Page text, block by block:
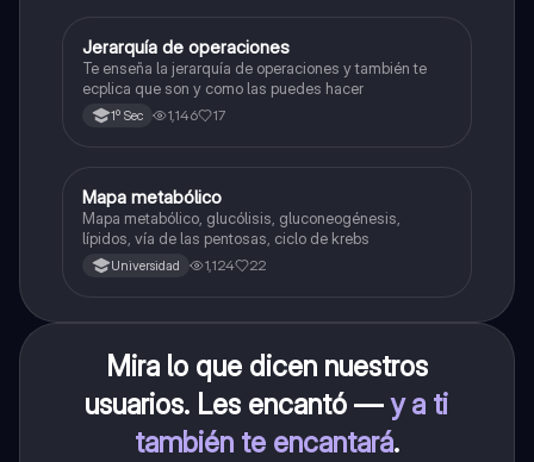
Matemáticas
Jerarquía de operaciones
Te enseña la jerarquía de operaciones y también te
ecplica que son y como las puedes hacer
1º Sec 1,146 17
Biología
Mapa metabólico
Mapa metabólico, glucólisis, gluconeogénesis,
lípidos, vía de las pentosas, ciclo de krebs
Universidad 1,124 22
Mira lo que dicen nuestros
usuarios. Les encantó —y a ti
también te encantará.